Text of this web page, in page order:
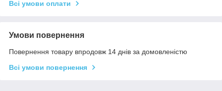
Всі умови оплати
Умови повернення
Повернення товару впродовж 14 днів за домовленістю
Всі умови повернення